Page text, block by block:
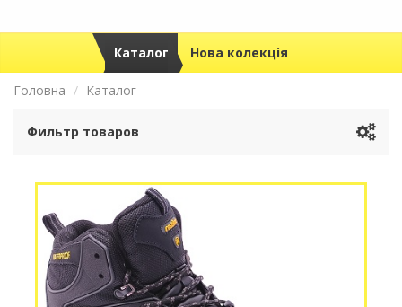
Каталог Нова колекція
Головна Каталог
Фильтр товаров